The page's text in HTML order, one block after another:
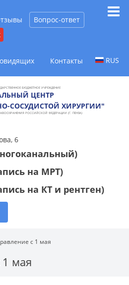
Вопрос-ответ
Контакты RUS
БЮДЖЕТНОЕ УЧРЕЖДЕНИЕ
ЦЕНТР
СОСУДИСТОЙ ХИРУРГИИ"
РОССИЙСКОЙ ФЕДЕРАЦИИ (Г. ПЕНЗА)
6
на МРТ)
на КТ и рентген)
с 1 мая
мая